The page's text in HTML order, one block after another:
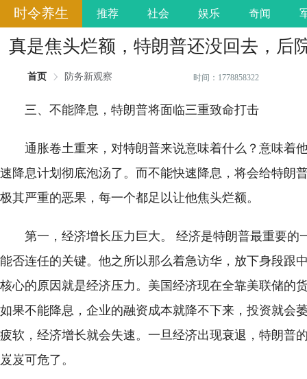
时令养生 推荐 社会 娱乐 奇闻
真是焦头烂额，特朗普还没回去，后
首页 防务新观察 时间：1778858322
三、不能降息，特朗普将面临三重致命打击
通胀卷土重来，对特朗普来说意味着什么？意味着
速降息计划彻底泡汤了。而不能快速降息，将会给特朗
极其严重的恶果，每一个都足以让他焦头烂额。
第一，经济增长压力巨大。 经济是特朗普最重要的
能否连任的关键。他之所以那么着急访华，放下身段跟
核心的原因就是经济压力。美国经济现在全靠美联储的
如果不能降息，企业的融资成本就降不下来，投资就会
疲软，经济增长就会失速。一旦经济出现衰退，特朗普
岌岌可危了。